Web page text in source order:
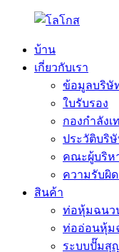
บ้าน
เกี่ยวกับเรา
ข้อมูลบริษั
ใบรับรอง
กองกำลัง
ประวัติบริ
คณะผู้บริห
ความรับผิ
สินค้า
ท่อหุ้มฉน
ท่ออ่อนหุ้ม
ระบบปั๊มสุ